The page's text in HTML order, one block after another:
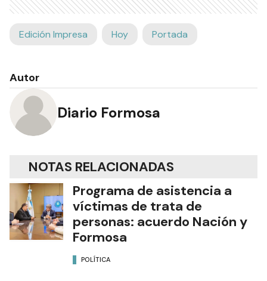
Edición Impresa Hoy Portada
Autor
Diario Formosa
NOTAS RELACIONADAS
Programa de asistencia a
víctimas de trata de
personas: acuerdo Nación y
Formosa
POLÍTICA